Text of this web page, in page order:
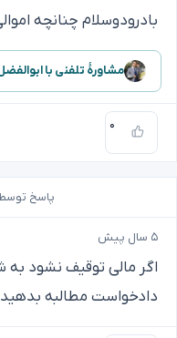
بادرودوسلام چنانچه
مشاورهٔ تلفنی با
۰
پاسخ توسط
۵ سال پیش
اگر مالی توقیف نشود به
دادخواست مطالبه